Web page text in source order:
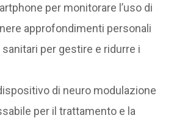
per monitorare l’uso di
approfondimenti personali
per gestire e ridurre i
di neuro modulazione
per il trattamento e la